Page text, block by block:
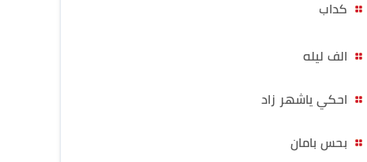
كداب
الف ليله
احكي ياشهر زاد
بحس بامان